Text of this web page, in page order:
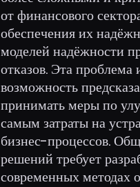
от финансового
обеспечения их
моделей надёжности
отказов. Эта проблема
возможность
принимать меры по
самым затраты на
бизнес-процессов.
решений требует
современных методах